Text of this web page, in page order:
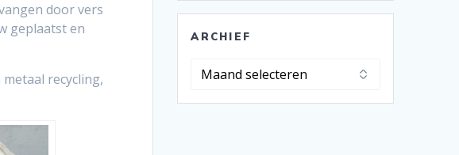
door vers
geplaatst en
recycling,
ARCHIEF
Archief